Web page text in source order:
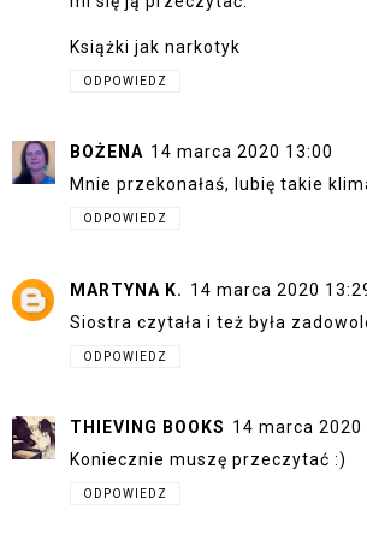
Książki jak narkotyk
ODPOWIEDZ
BOŻENA 14 marca 2020 13:00
Mnie przekonałaś, lubię takie
ODPOWIEDZ
MARTYNA K. 14 marca 2020
Siostra czytała i też była
ODPOWIEDZ
THIEVING BOOKS 14 marca 2020
Koniecznie muszę przeczytać :)
ODPOWIEDZ